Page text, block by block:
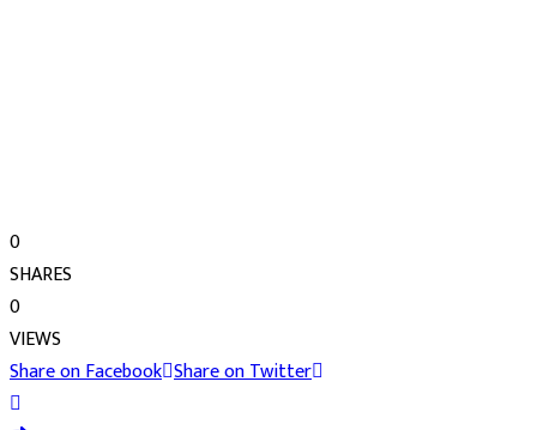
0
SHARES
0
VIEWS
Share on Facebook Share on Twitter